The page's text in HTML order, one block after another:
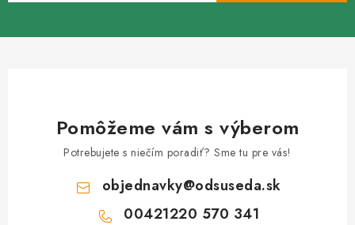
Pomôžeme vám s výberom
Potrebujete s niečím poradiť? Sme tu pre vás!
objednavky@odsuseda.sk
00421220 570 341